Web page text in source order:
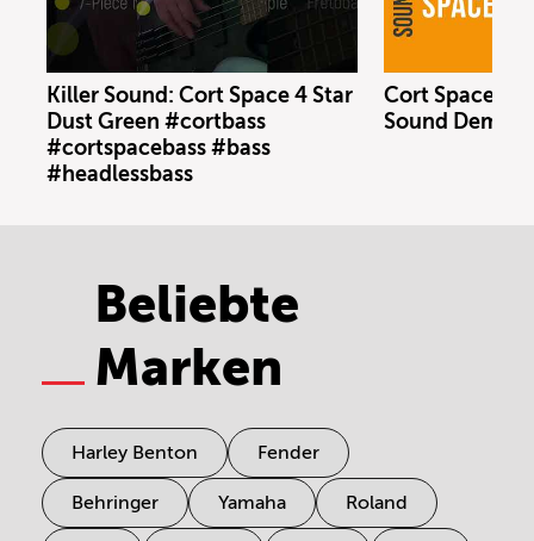
Killer Sound: Cort Space 4 Star
Dust Green #cortbass
#cortspacebass #bass
#headlessbass
Cort Space 4
Sound Demo
Beliebte
Marken
Harley Benton Fender
Behringer Yamaha Roland